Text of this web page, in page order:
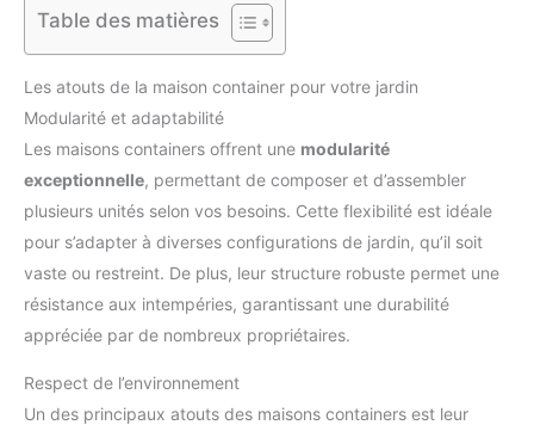
Table des matières
Les atouts de la maison container pour votre jardin
Modularité et adaptabilité
Les maisons containers offrent une modularité
exceptionnelle, permettant de composer et d’assembler
plusieurs unités selon vos besoins. Cette flexibilité est idéale
pour s’adapter à diverses configurations de jardin, qu’il soit
vaste ou restreint. De plus, leur structure robuste permet une
résistance aux intempéries, garantissant une durabilité
appréciée par de nombreux propriétaires.
Respect de l’environnement
Un des principaux atouts des maisons containers est leur